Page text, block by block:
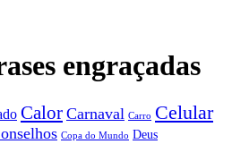
engraçadas
Calor Carnaval Carro Celular
Copa do Mundo Deus